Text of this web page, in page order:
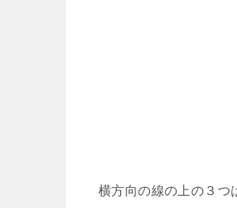
横方向の線の上の３つ